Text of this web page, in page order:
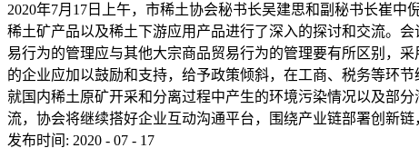
2020年7月17日上午，市稀土协会秘书长吴建思和副秘书长崔
稀土矿产品以及稀土下游应用产品进行了深入的探讨和交流。
易行为的管理应与其他大宗商品贸易行为的管理要有所区别，
的企业应加以鼓励和支持，给予政策倾斜，在工商、税务等环
就国内稀土原矿开采和分离过程中产生的环境污染情况以及部
流，协会将继续搭好企业互动沟通平台，围绕产业链部署创新
发布时间: 2020 - 07 - 17